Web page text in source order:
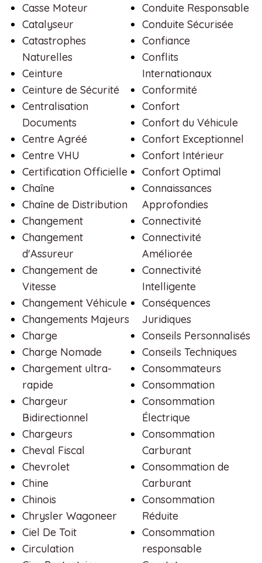
Casse Moteur
Catalyseur
Catastrophes
Naturelles
Ceinture
Ceinture de Sécurité
Centralisation
Documents
Centre Agréé
Centre VHU
Certification Officielle
Chaîne
Chaîne de Distribution
Changement
Changement
d'Assureur
Changement de
Vitesse
Changement Véhicule
Changements Majeurs
Charge
Charge Nomade
Chargement ultra-
rapide
Chargeur
Bidirectionnel
Chargeurs
Cheval Fiscal
Chevrolet
Chine
Chinois
Chrysler Wagoneer
Ciel De Toit
Circulation
Conduite Responsable
Conduite Sécurisée
Confiance
Conflits
Internationaux
Conformité
Confort
Confort du Véhicule
Confort Exceptionnel
Confort Intérieur
Confort Optimal
Connaissances
Approfondies
Connectivité
Connectivité
Améliorée
Connectivité
Intelligente
Conséquences
Juridiques
Conseils Personnalisés
Conseils Techniques
Consommateurs
Consommation
Consommation
Électrique
Consommation
Carburant
Consommation de
Carburant
Consommation
Réduite
Consommation
responsable